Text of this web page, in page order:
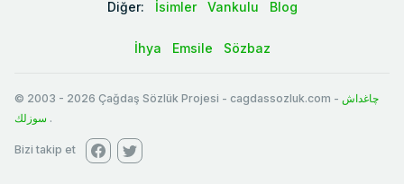
Diğer: İsimler Vankulu Blog
İhya Emsile Sözbaz
© 2003 - 2026 Çağdaş Sözlük Projesi - cagdassozluk.com - چاغداش
سوزلك .
Bizi takip et